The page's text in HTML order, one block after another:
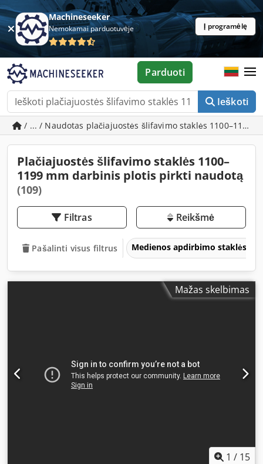
Machineseeker
Nemokamai parduotuvėje Į programėlę
Ieškoti
Parduoti
/ ... / Naudotas plačiajuostės šlifavimo staklės 1100–1199
Plačiajuostės šlifavimo staklės 1100–
1199 mm darbinis plotis pirkti naudotą
(109)
Filtras Reikšmė
Pašalinti visus filtrus Medienos apdirbimo staklės
Mažas skelbimas
1 / 15